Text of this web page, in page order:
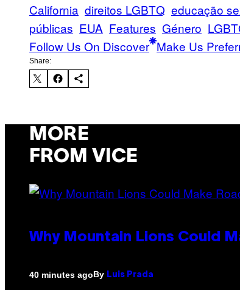
California direitos LGBTQ educação
públicas EUA Features Género
Follow Us On Discover Make Us
Share:
MORE
FROM VICE
Why Mountain Lions Could
40 minutes agoBy Luis Prada